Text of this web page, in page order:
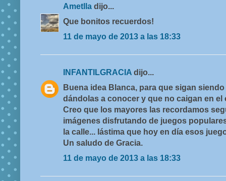
Ametlla dijo...
Que bonitos recuerdos!
11 de mayo de 2013 a las 18:33
INFANTILGRACIA dijo...
Buena idea Blanca, para que sigan
dándolas a conocer y que no caigan en el
Creo que los mayores las recordamos
imágenes disfrutando de juegos
la calle... lástima que hoy en día esos
Un saludo de Gracia.
11 de mayo de 2013 a las 18:33